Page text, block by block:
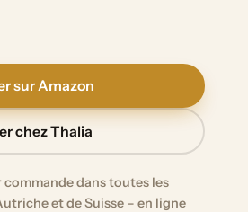
sur Amazon
chez Thalia
dans toutes les
et de Suisse – en ligne